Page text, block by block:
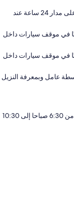
حافلة للتوصيل من المطار وإليه مجانًا على مدار 24 ساعة عند
في موقف سيارات داخل
في موقف سيارات داخل
عامل وبمعرفة النزيل
يتوفر إفطار قاري مجاني من نوع يوميًا من 6:30 صباحا إلى 10:30